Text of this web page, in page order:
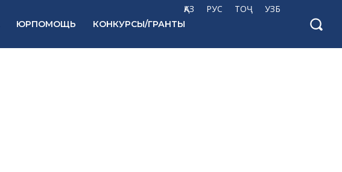
ҚАЗ РУС ТОҶ УЗБ
ЮРПОМОЩЬ КОНКУРСЫ/ГРАНТЫ